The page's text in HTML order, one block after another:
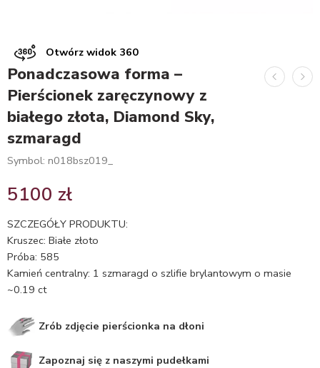
Otwórz widok 360
Ponadczasowa forma –
Pierścionek zaręczynowy z
białego złota, Diamond Sky,
szmaragd
Symbol: n018bsz019_
5100 zł
SZCZEGÓŁY PRODUKTU:
Kruszec: Białe złoto
Próba: 585
Kamień centralny: 1 szmaragd o szlifie brylantowym o masie
~0.19 ct
Zrób zdjęcie pierścionka na dłoni
Zapoznaj się z naszymi pudełkami